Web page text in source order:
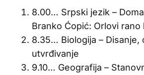
8.00… Srpski jezik –
Branko Ćopić: Orlovi rano
8.35… Biologija – Disanje,
utvrđivanje
9.10… Geografija –